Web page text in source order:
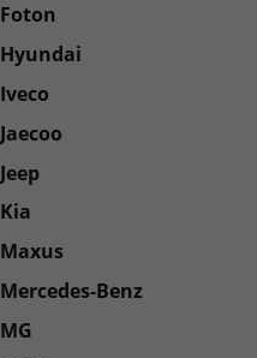
Foton
Hyundai
Iveco
Jaecoo
Jeep
Kia
Maxus
Mercedes-Benz
MG